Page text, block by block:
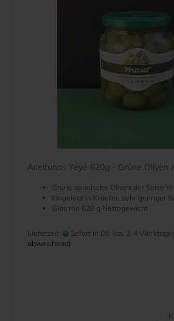
Aceitunas Yéyé 620g - Grüne Oliven
Grüne spanische Oliven der Sorte
Eingelegt in Kräuter, sehr geringer
Glas mit 620 g Nettogewicht
Lieferzeit: Sofort in DE (ca. 2-4 Werktage)
abweichend)